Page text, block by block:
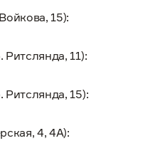
15):
11):
Ритслянда, 15):
4, 4А):